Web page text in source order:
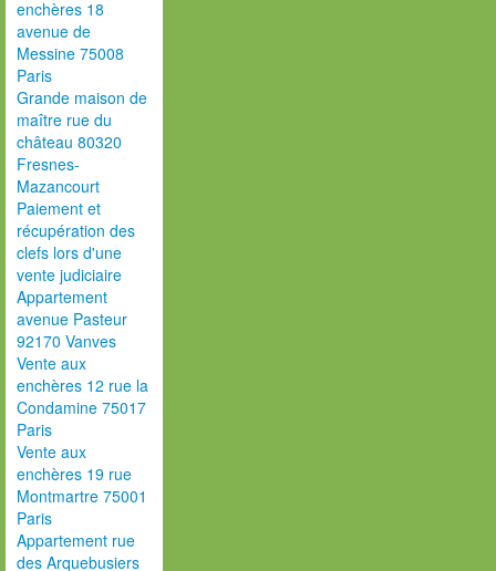
enchères 18
avenue de
Messine 75008
Paris
Grande maison de
maître rue du
château 80320
Fresnes-
Mazancourt
Paiement et
récupération des
clefs lors d'une
vente judiciaire
Appartement
avenue Pasteur
92170 Vanves
Vente aux
enchères 12 rue la
Condamine 75017
Paris
Vente aux
enchères 19 rue
Montmartre 75001
Paris
Appartement rue
des Arquebusiers